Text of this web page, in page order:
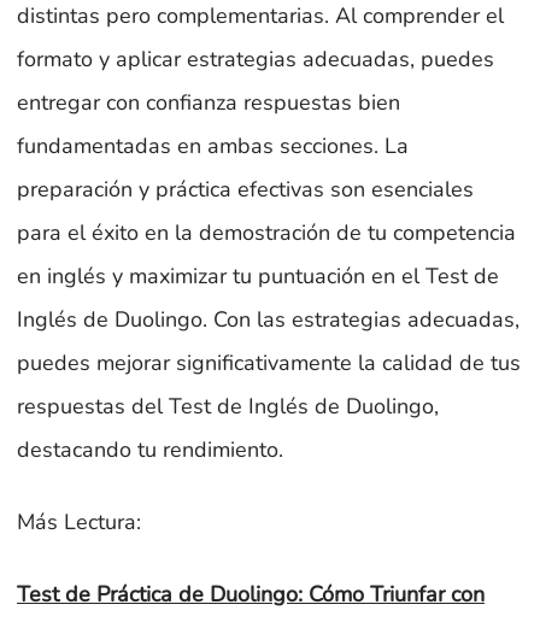
distintas pero complementarias. Al comprender el
formato y aplicar estrategias adecuadas, puedes
entregar con confianza respuestas bien
fundamentadas en ambas secciones. La
preparación y práctica efectivas son esenciales
para el éxito en la demostración de tu competencia
en inglés y maximizar tu puntuación en el Test de
Inglés de Duolingo. Con las estrategias adecuadas,
puedes mejorar significativamente la calidad de tus
respuestas del Test de Inglés de Duolingo,
destacando tu rendimiento.
Más Lectura:
Test de Práctica de Duolingo: Cómo Triunfar con